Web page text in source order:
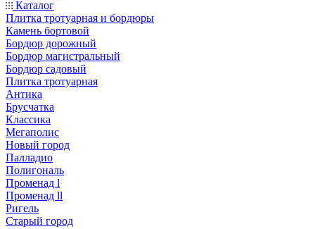
Каталог
Плитка тротуарная и бордюры
Камень бортовой
Бордюр дорожный
Бордюр магистральный
Бордюр садовый
Плитка тротуарная
Антика
Брусчатка
Классика
Мегаполис
Новый город
Палладио
Полигональ
Променад l
Променад ll
Ригель
Старый город